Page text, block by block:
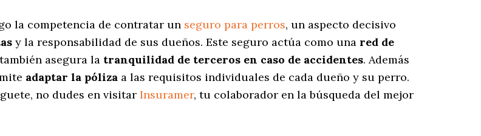
la competencia de contratar un seguro para perros, un aspecto decisivo
y la responsabilidad de sus dueños. Este seguro actúa como una red de
asegura la tranquilidad de terceros en caso de accidentes. Además
adaptar la póliza a las requisitos individuales de cada dueño y su perro.
no dudes en visitar Insuramer, tu colaborador en la búsqueda del mejor